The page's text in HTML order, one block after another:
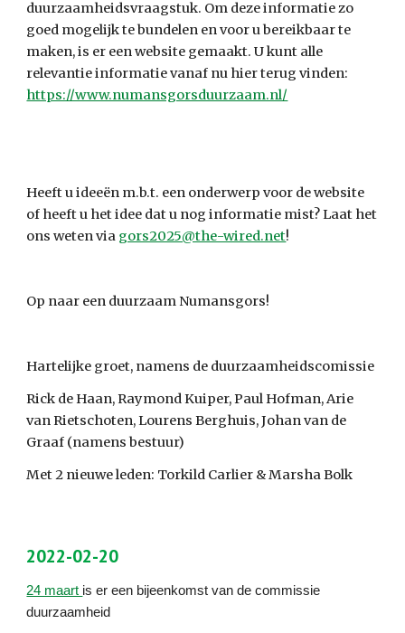
duurzaamheidsvraagstuk. Om deze informatie zo
goed mogelijk te bundelen en voor u bereikbaar te
maken, is er een website gemaakt. U kunt alle
https://www.numansgorsduurzaam.nl/
Heeft u ideeën m.b.t. een onderwerp voor de website
of heeft u het idee dat u nog informatie mist? Laat het
ons weten via gors2025@the-wired.net!
Op naar een duurzaam Numansgors!
Hartelijke groet, namens de duurzaamheidscomissie
Rick de Haan, Raymond Kuiper, Paul Hofman, Arie
van Rietschoten, Lourens Berghuis, Johan van de
Graaf (namens bestuur)
Met 2 nieuwe leden: Torkild Carlier & Marsha Bolk
2022-02-20
24 maart is er een bijeenkomst van de commissie
duurzaamheid